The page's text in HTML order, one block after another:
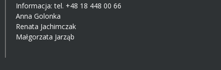
Informacja: tel. +48 18 448 00 66
Anna Golonka
Renata Jachimczak
Małgorzata Jarząb